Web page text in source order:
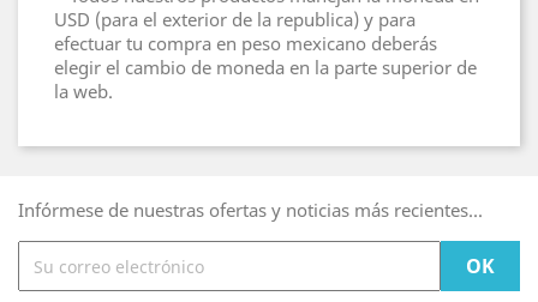
USD (para el exterior de la republica) y para
efectuar tu compra en peso mexicano deberás
elegir el cambio de moneda en la parte superior de
la web.
Infórmese de nuestras ofertas y noticias más recientes...